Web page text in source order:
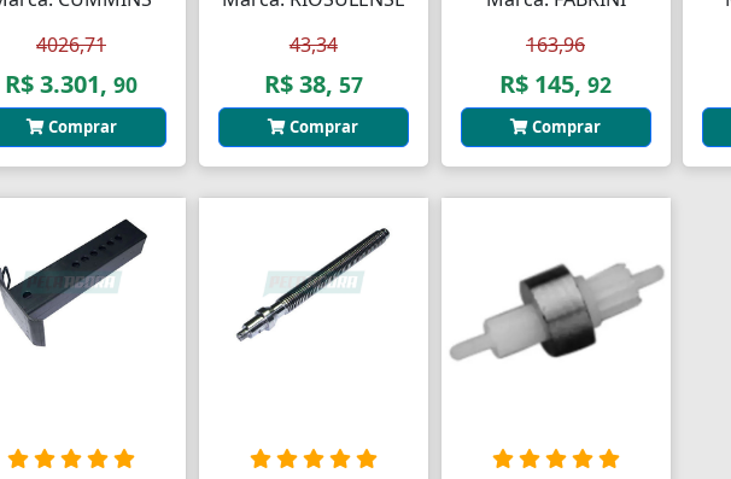
4026,71
R$ 3.301, 90
Comprar
43,34
R$ 38, 57
Comprar
163,96
R$ 145, 92
Comprar